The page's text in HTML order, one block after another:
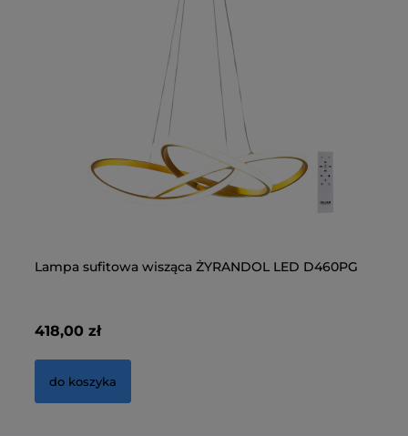
Lampa sufitowa wisząca ŻYRANDOL LED D460PG
418,00 zł
do koszyka